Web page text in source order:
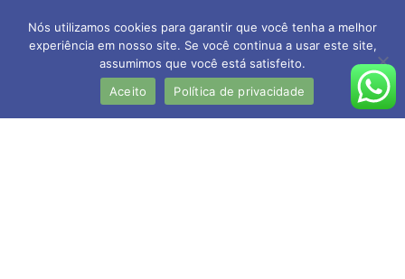
Onde estamos:
Av. Herval, 235 – Loja 4
Maringá-PR | 87013-110
Nós utilizamos cookies para garantir que você tenha a melhor
experiência em nosso site. Se você continua a usar este site,
assumimos que você está satisfeito.
Aceito
Política de privacidade